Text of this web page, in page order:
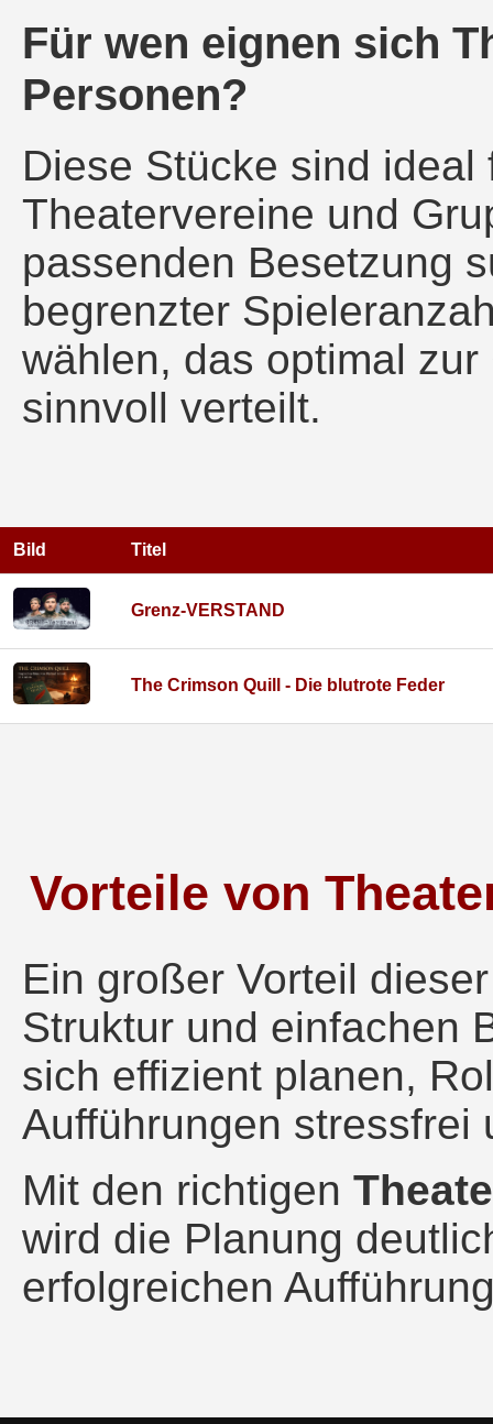
Für wen eignen sich
Personen?
Diese Stücke sind
Theatervereine und
passenden Besetzung
begrenzter
wählen, das optimal
sinnvoll verteilt.
Bild Titel
Grenz-VERSTAND
The Crimson Quill - Die blutrote Feder
Vorteile von
Ein großer Vorteil
Struktur und einfachen
sich effizient planen,
Aufführungen stressfrei
Mit den richtigen
wird die Planung
erfolgreichen